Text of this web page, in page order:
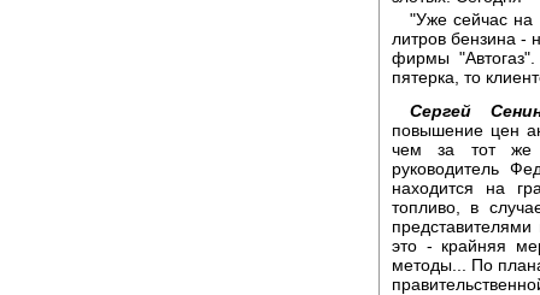
"Уже сейчас на
литров бензина -
фирмы
пятерка, то
Сергей
повышение цен
чем за тот же
руководитель
находится на
топливо, в
это - крайняя
методы... По